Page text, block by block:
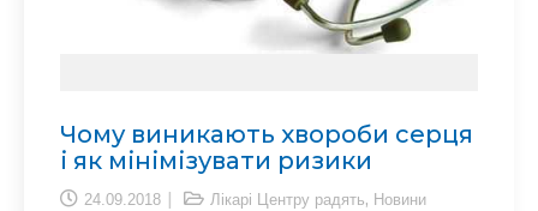
Чому виникають хвороби серця
і як мінімізувати ризики
24.09.2018 Лікарі Центру радять, Новини